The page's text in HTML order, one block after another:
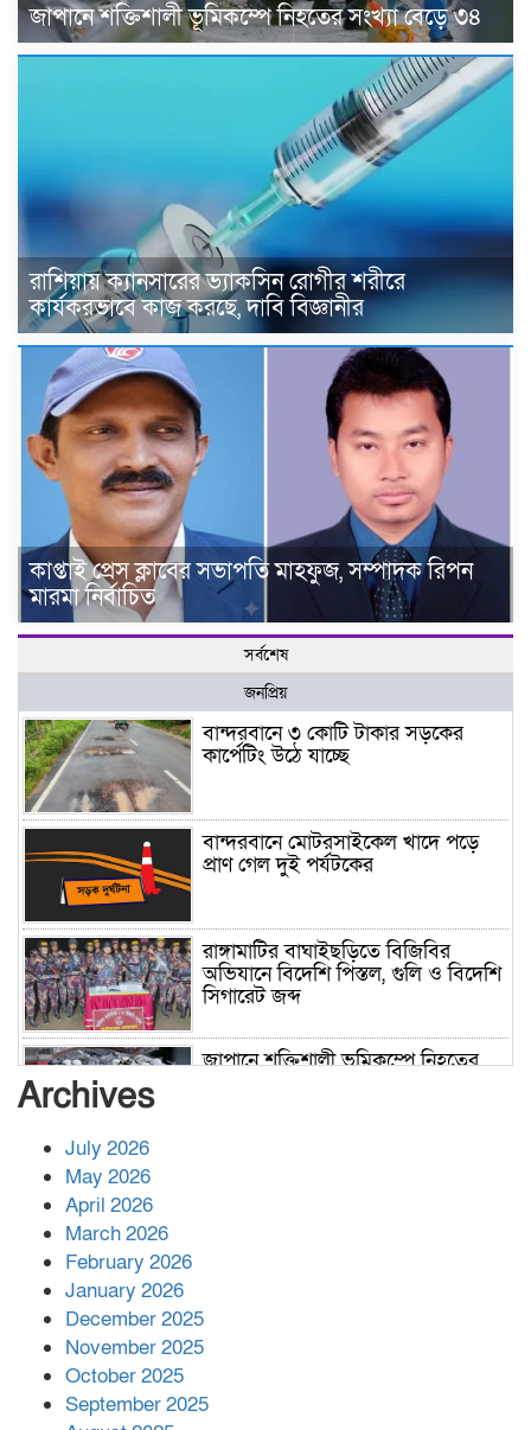
জাপানে শক্তিশালী ভূমিকম্পে নিহতের সংখ্যা বেড়ে ৩৪
রাশিয়ায় ক্যানসারের ভ্যাকসিন রোগীর শরীরে
কার্যকরভাবে কাজ করছে, দাবি বিজ্ঞানীর
কাপ্তাই প্রেস ক্লাবের সভাপতি মাহফুজ, সম্পাদক রিপন
মারমা নির্বাচিত
সর্বশেষ
জনপ্রিয়
বান্দরবানে ৩ কোটি টাকার সড়কের
কার্পেটিং উঠে যাচ্ছে
বান্দরবানে মোটরসাইকেল খাদে পড়ে
প্রাণ গেল দুই পর্যটকের
রাঙ্গামাটির বাঘাইছড়িতে বিজিবির
অভিযানে বিদেশি পিস্তল, গুলি ও বিদেশি
সিগারেট জব্দ
জাপানে শক্তিশালী ভূমিকম্পে নিহতের
পর ফোন তারেক রহমানের,গ্যাস সঙ্কট
Archives
July 2026
May 2026
April 2026
March 2026
February 2026
January 2026
December 2025
November 2025
October 2025
September 2025